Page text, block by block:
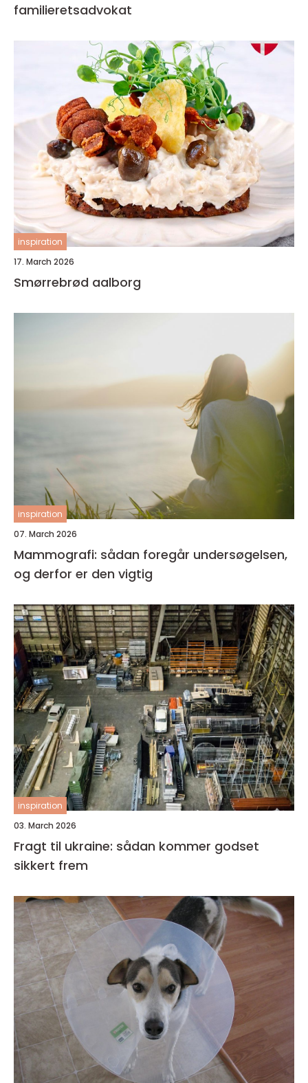
familieretsadvokat
inspiration
17. March 2026
Smørrebrød aalborg
inspiration
07. March 2026
Mammografi: sådan foregår undersøgelsen,
og derfor er den vigtig
inspiration
03. March 2026
Fragt til ukraine: sådan kommer godset
sikkert frem